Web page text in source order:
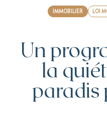
IMMOBILIER LOI
Un
la
paradis